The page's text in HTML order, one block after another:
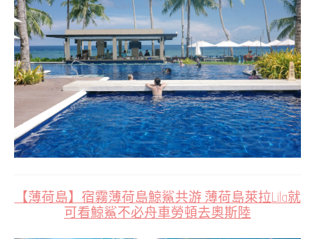
【薄荷島】宿霧薄荷島鯨鯊共游 薄荷島萊拉Lila就
可看鯨鯊不必舟車勞頓去奧斯陸